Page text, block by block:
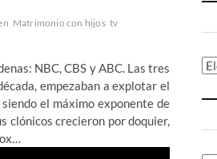
Matrimonio con hijos tv
NBC, CBS y ABC. Las tres
empezaban a explotar el
el máximo exponente de
clónicos crecieron por doquier,